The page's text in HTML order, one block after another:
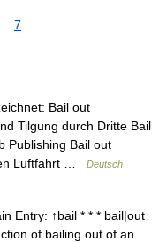
7
Bail out
Tilgung durch Dritte Bail
Publishing Bail out
Luftfahrt …
Deutsch
Entry: ↑bail * * * bail|out
of bailing out of an